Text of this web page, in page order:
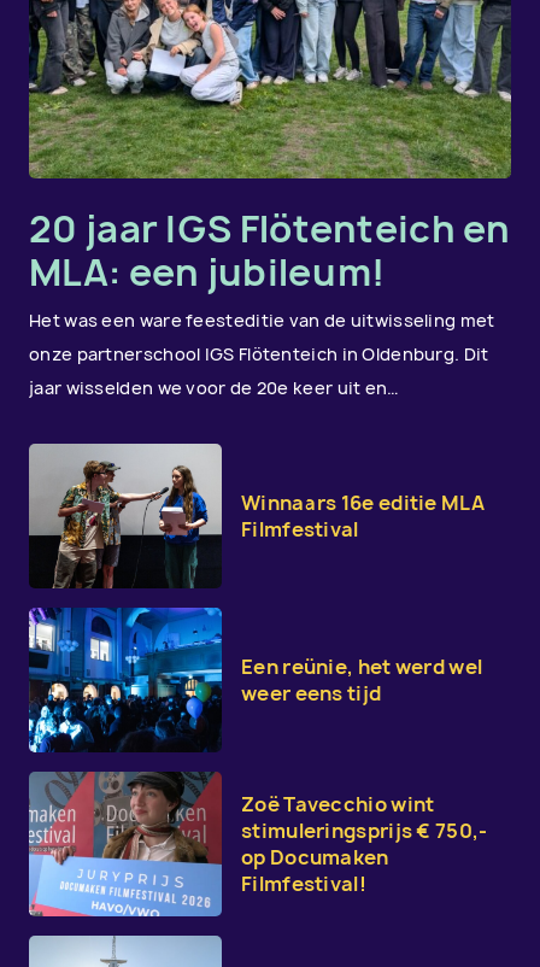
20 jaar IGS Flötenteich en
MLA: een jubileum!
Het was een ware feesteditie van de uitwisseling met
onze partnerschool IGS Flötenteich in Oldenburg. Dit
jaar wisselden we voor de 20e keer uit en…
Winnaars 16e editie MLA
Filmfestival
Een reünie, het werd wel
weer eens tijd
Zoë Tavecchio wint
stimuleringsprijs € 750,-
op Documaken
Filmfestival!